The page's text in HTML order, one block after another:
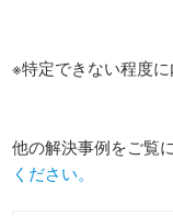
※特定できない程度に
他の解決事例をご覧
ください。